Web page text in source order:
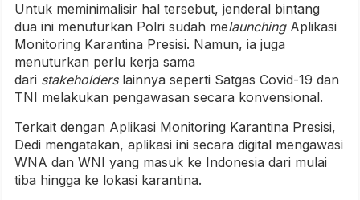
Untuk meminimalisir hal tersebut, jenderal bintang
dua ini menuturkan Polri sudah melaunchingAplikasi
Monitoring Karantina Presisi. Namun, ia juga
menuturkan perlu kerja sama
dari stakeholderslainnya seperti Satgas Covid-19 dan
TNI melakukan pengawasan secara konvensional.
Terkait dengan Aplikasi Monitoring Karantina Presisi,
Dedi mengatakan, aplikasi ini secara digital mengawasi
WNA dan WNI yang masuk ke Indonesia dari mulai
tiba hingga ke lokasi karantina.